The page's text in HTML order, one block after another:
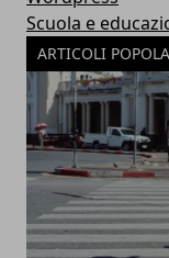
Scuola e
ARTICOLI